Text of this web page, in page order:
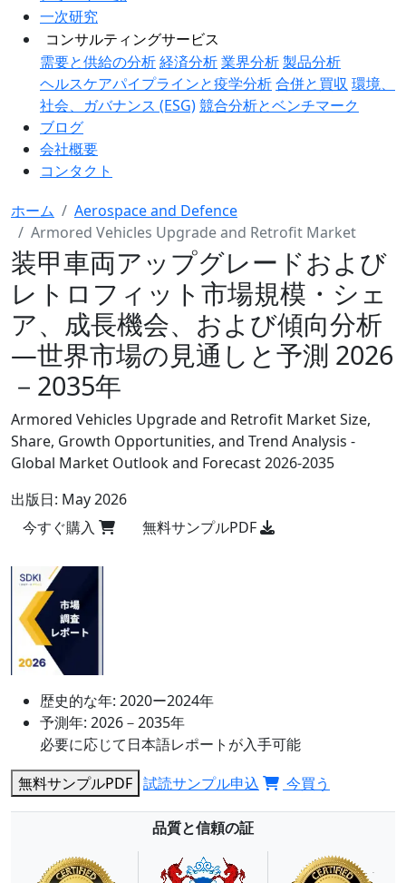
一次研究
コンサルティングサービス
需要と供給の分析経済分析業界分析製品分析
ヘルスケアパイプラインと疫学分析合併と買収 環境、
社会、ガバナンス (ESG)競合分析とベンチマーク
ブログ
会社概要
コンタクト
ホーム
Aerospace and Defence
Armored Vehicles Upgrade and Retrofit Market
装甲車両アップグレードおよび
レトロフィット市場規模・シェ
ア、成長機会、および傾向分析
―世界市場の見通しと予測 2026
－2035年
Armored Vehicles Upgrade and Retrofit Market Size,
Share, Growth Opportunities, and Trend Analysis -
Global Market Outlook and Forecast 2026-2035
出版日: May 2026
今すぐ購入
無料サンプルPDF
歴史的な年: 2020ー2024年
予測年: 2026－2035年
必要に応じて日本語レポートが入手可能
無料サンプルPDF 試読サンプル申込 今買う
品質と信頼の証